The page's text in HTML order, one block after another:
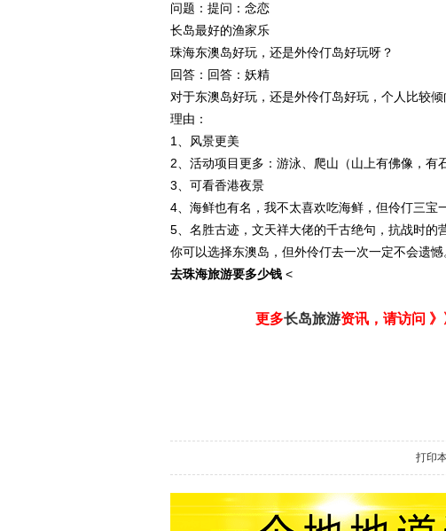
问题： 提问：念恋
长岛最好的渔家乐
珠海东澳岛好玩，还是外伶仃岛好玩呀？
回答： 回答：妖精
对于东澳岛好玩，还是外伶仃岛好玩，个人比较倾
理由：
1、风景更美
2、活动项目更多：游泳、爬山（山上有佛像，有
3、可看香港夜景
4、海鲜也有名，我不太喜欢吃海鲜，但伶仃三宝
5、名胜古迹，文天祥大佬的千古绝句，抗战时的
你可以选择东澳岛，但外伶仃去一次一定不会遗憾
去珠海旅游要多少钱 <
更多长岛旅游资讯，请访问 》
打印